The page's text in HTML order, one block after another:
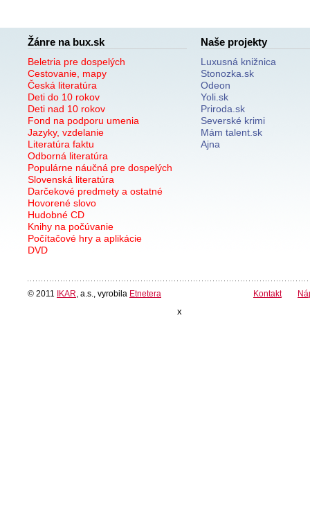
Žánre na bux.sk
Beletria pre dospelých
Cestovanie, mapy
Česká literatúra
Deti do 10 rokov
Deti nad 10 rokov
Fond na podporu umenia
Jazyky, vzdelanie
Literatúra faktu
Odborná literatúra
Populárne náučná pre dospelých
Slovenská literatúra
Darčekové predmety a ostatné
Hovorené slovo
Hudobné CD
Knihy na počúvanie
Počítačové hry a aplikácie
DVD
Naše projekty
Luxusná knižnica
Stonozka.sk
Odeon
Yoli.sk
Priroda.sk
Severské krimi
Mám talent.sk
Ajna
© 2011 IKAR , a.s., vyrobila Etnetera Kontakt
x